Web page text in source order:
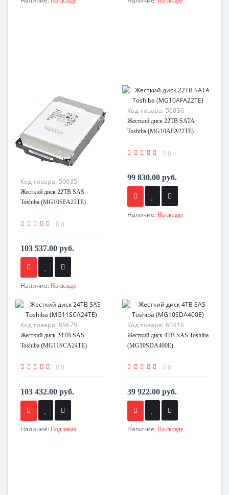
Код товара: 50035
Жесткий диск 22TB SAS
Toshiba (MG10SFA22TE)
0
103 537.00 руб.
Наличие: На складе
Код товара: 50036
Жесткий диск 22TB SATA
Toshiba (MG10AFA22TE)
0
99 830.00 руб.
Наличие: На складе
Код товара: 85675
Жесткий диск 24TB SAS
Toshiba (MG11SCA24TE)
0
103 432.00 руб.
Наличие: Под заказ
Код товара: 61416
Жесткий диск 4TB SAS Toshiba
(MG10SDA400E)
0
39 922.00 руб.
Наличие: На складе